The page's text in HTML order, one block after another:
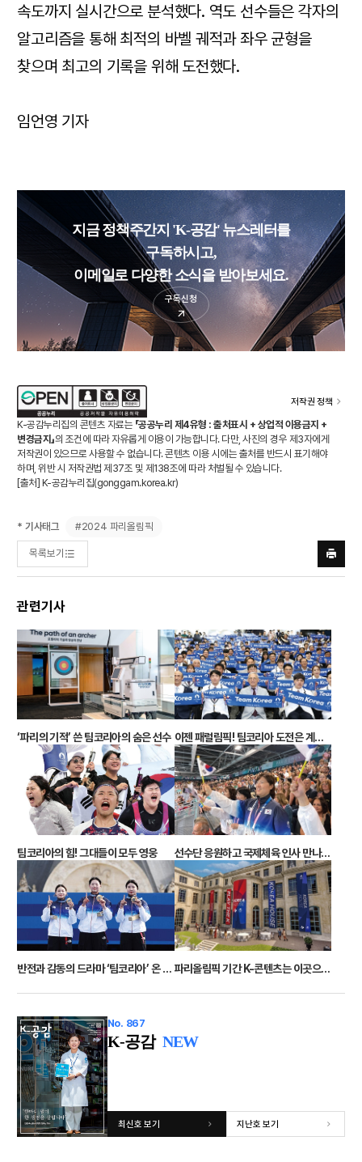
속도까지 실시간으로 분석했다. 역도 선수들은 각자의
알고리즘을 통해 최적의 바벨 궤적과 좌우 균형을
찾으며 최고의 기록을 위해 도전했다.
임언영 기자
지금 정책주간지 'K-공감' 뉴스레터를
구독하시고,
이메일로 다양한 소식을 받아보세요.
구독신청
저작권 정책
K-공감누리집의 콘텐츠 자료는 「공공누리 제4유형 : 출처표시 + 상업적 이용금지 +
변경금지」의 조건에 따라 자유롭게 이용이 가능합니다. 다만, 사진의 경우 제3자에게
저작권이 있으므로 사용할 수 없습니다. 콘텐츠 이용 시에는 출처를 반드시 표기해야
하며, 위반 시 저작권법 제37조 및 제138조에 따라 처벌될 수 있습니다.
[출처] K-공감누리집(gonggam.korea.kr)
* 기사태그 #2024 파리올림픽
목록보기
프린트
하기
관련기사
‘파리의 기적’ 쓴 팀코리아의 숨은 선수 이젠 패럴림픽! 팀코리아 도전은 계속된다 ‘2024 파리하계패럴림픽’ 결단식… 17개 종목 177명 참가
팀코리아의 힘! 그대들이 모두 영웅 선수단 응원하고 국제체육 인사 만나 체육 정책 논의하고
반전과 감동의 드라마 ‘팀코리아’ 온 국민을 웃게 하다 파리올림픽 기간 K-콘텐츠는 이곳으로 통한다
No. 867
K-공감 NEW
최신호 보기 지난호 보기